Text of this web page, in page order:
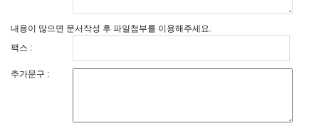
내용이 많으면 문서작성 후 파일첨부를 이용해주세요.
팩스 :
추가문구 :